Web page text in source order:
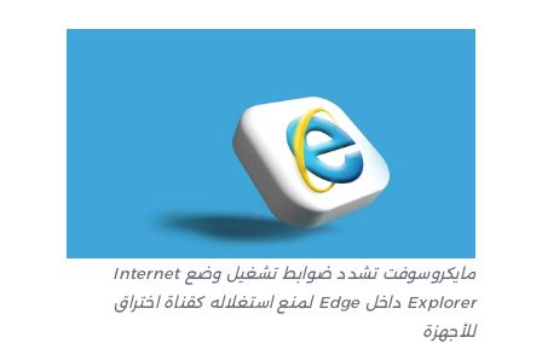
مايكروسوفت تشدد ضوابط تشغيل وضع Internet
Explorer داخل Edge لمنع استغلاله كقناة اختراق
للأجهزة